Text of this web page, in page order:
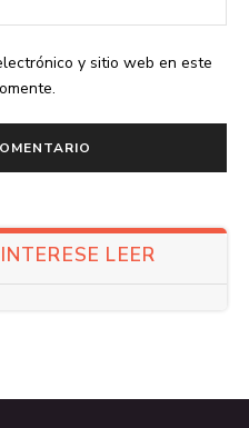
y sitio web en este
LEER